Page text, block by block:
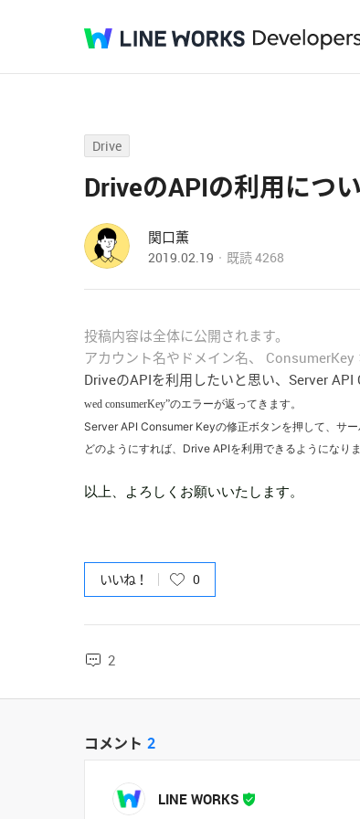
Drive
DriveのAPIの利用につ
関口薫
2019.02.19 既読4268
投稿内容は全体に公開されます。
アカウント名やドメイン名、 ConsumerKey
DriveのAPIを利用したいと思い、Server
wed consumerKey”のエラーが返ってきます。
Server API Consumer Keyの修正ボタンを押して、サ
どのようにすれば、Drive APIを利用できるようになり
以上、よろしくお願いいたします。
いいね！ 0
2
コメント 2
LINE WORKS